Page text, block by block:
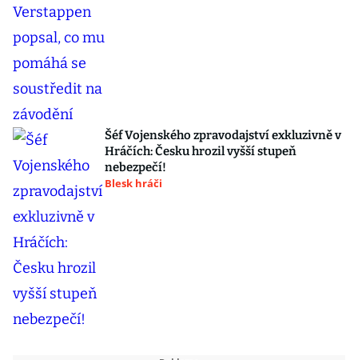
Šéf Vojenského zpravodajství exkluzivně v
Hráčích: Česku hrozil vyšší stupeň
nebezpečí!
Blesk hráči